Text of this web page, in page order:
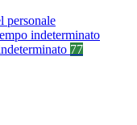
personale
indeterminato
77